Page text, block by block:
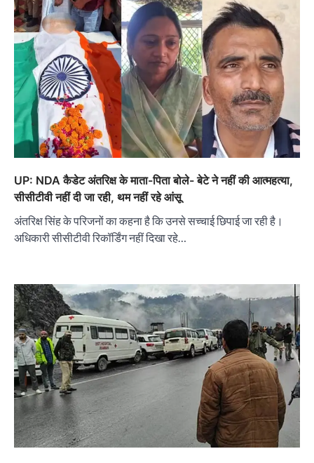
UP: NDA कैडेट अंतरिक्ष के माता-पिता बोले- बेटे ने नहीं की आत्महत्या,
सीसीटीवी नहीं दी जा रही, थम नहीं रहे आंसू
अंतरिक्ष सिंह के परिजनों का कहना है कि उनसे सच्चाई छिपाई जा रही है।
अधिकारी सीसीटीवी रिकॉर्डिंग नहीं दिखा रहे…